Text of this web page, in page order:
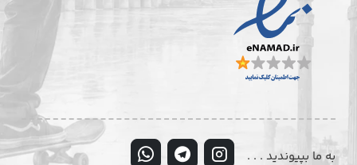
به ما بپیوندید . . .